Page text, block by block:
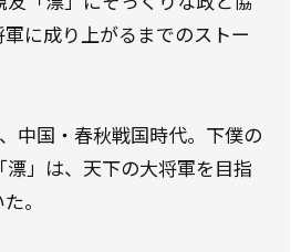
に成り上がるまでのストー
中国・春秋戦国時代。下僕の
」は、天下の大将軍を目指
。